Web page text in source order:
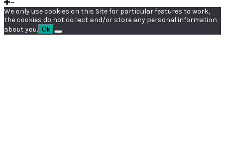
We only use cookies on this Site for particular features to work,
the cookies do not collect and/or store any personal information
about you. Ok